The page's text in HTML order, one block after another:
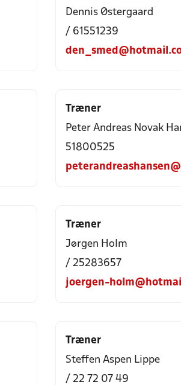
Dennis Østergaard
/ 61551239
Træner
Peter Andreas Novak
51800525
Træner
Jørgen Holm
/ 25283657
joergen-
Træner
Steffen Aspen Lippe
/ 22 72 07 49